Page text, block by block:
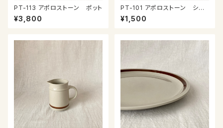
PT-113 アポロストーン ポット
¥3,800
PT-101 アポロストーン シュ
ガーポット
¥1,500